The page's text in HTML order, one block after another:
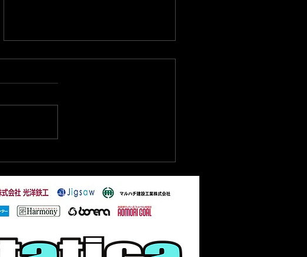
知らせ]